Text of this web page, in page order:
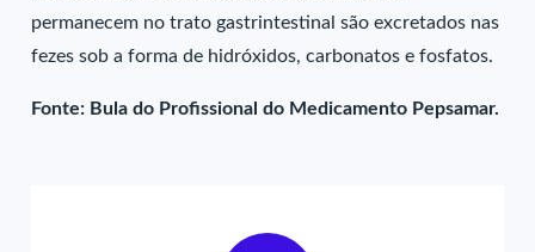
permanecem no trato gastrintestinal são excretados nas
fezes sob a forma de hidróxidos, carbonatos e fosfatos.
Fonte: Bula do Profissional do Medicamento Pepsamar.